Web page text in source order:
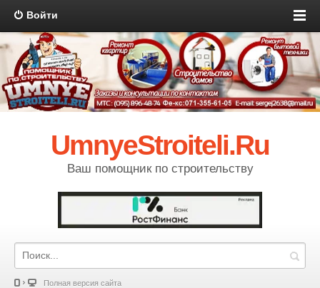
Войти
UmnyeStroiteli.Ru
Ваш помощник по строительству
Полная версия сайта